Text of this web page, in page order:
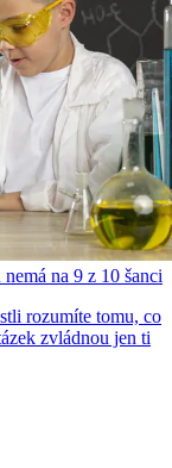
na 9 z 10 šanci
rozumíte tomu, co
zvládnou jen ti